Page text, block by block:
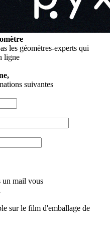
les géomètres-experts qui
ligne
suivantes
un mail vous
sur le film d'emballage de